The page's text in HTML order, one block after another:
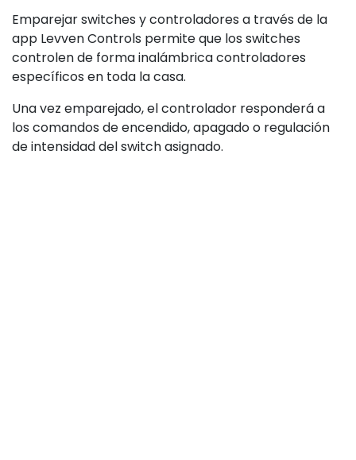
Emparejar switches y controladores a través de la
app Levven Controls permite que los switches
controlen de forma inalámbrica controladores
específicos en toda la casa.
Una vez emparejado, el controlador responderá a
los comandos de encendido, apagado o regulación
de intensidad del switch asignado.